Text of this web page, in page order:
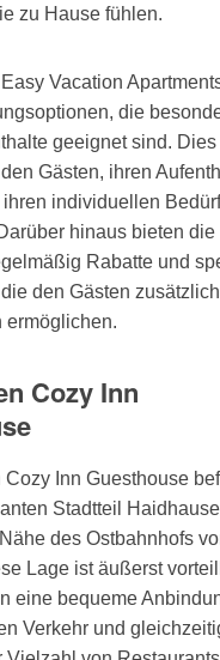
zu Hause fühlen.
Vacation
die
geeignet sind. Dies
Gästen, ihren
individuellen
hinaus bieten die
Rabatte und
den Gästen
ermöglichen.
Cozy Inn
Cozy Inn Guesthouse
Stadtteil
des Ostbahnhofs
Lage ist äußerst
eine bequeme
Verkehr und